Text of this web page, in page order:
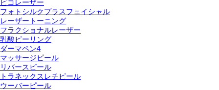
ピコレーザー
フォトシルクプラスフェイシャル
レーザートーニング
フラクショナルレーザー
乳酸ピーリング
ダーマペン4
マッサージピール
リバースピール
トラネックスレチピール
ウーバーピール